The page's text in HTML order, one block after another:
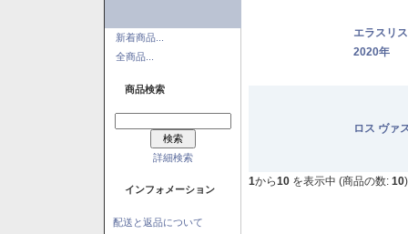
新着商品...
全商品...
商品検索
詳細検索
インフォメーション
配送と返品について
エラスリ
2020年
ロス ヴァ
1から10 を表示中 (商品の数: 10)